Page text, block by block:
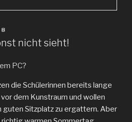
nicht sieht!
die Schülerinnen bereits lange
dem Kunstraum und wollen
guten Sitzplatz zu ergattern. Aber